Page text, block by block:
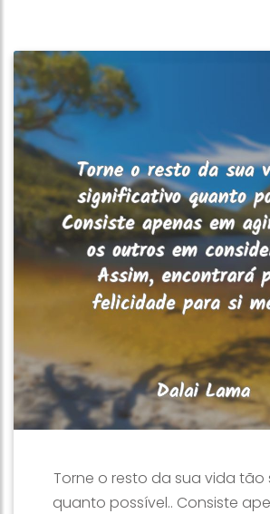
Torne o resto da sua vida tão
quanto possível.. Consiste